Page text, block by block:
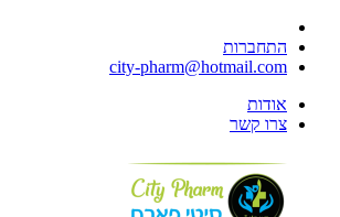
התחברות
city-pharm@hotmail.com
אודות
צרו קשר